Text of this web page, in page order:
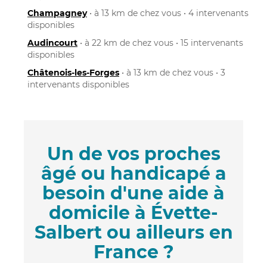
Champagney• à 13 km de chez vous • 4 intervenants
disponibles
Audincourt • à 22 km de chez vous • 15 intervenants
disponibles
Châtenois-les-Forges • à 13 km de chez vous • 3
intervenants disponibles
Un de vos proches
âgé ou handicapé a
besoin d'une aide à
domicile à Évette-
Salbert ou ailleurs en
France ?